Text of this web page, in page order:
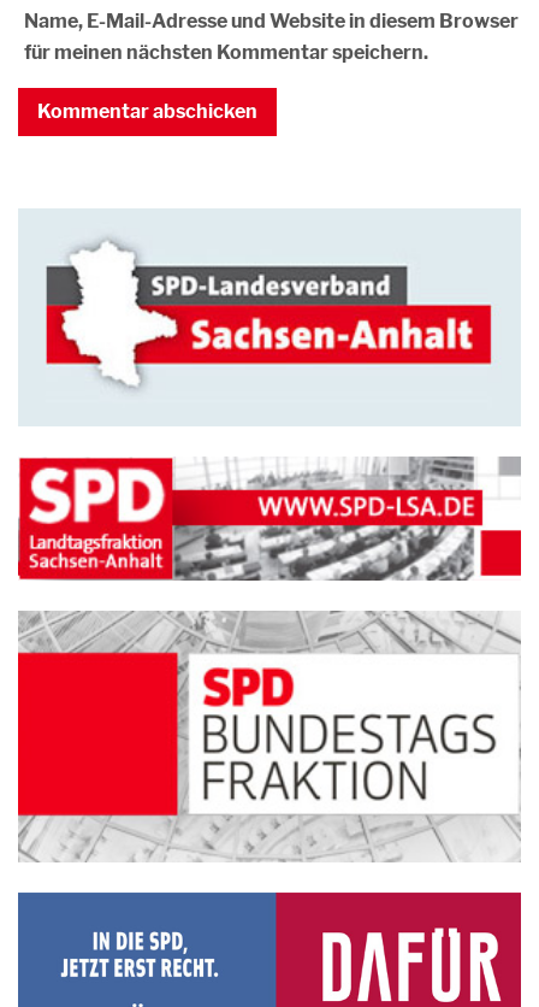
Name, E-Mail-Adresse und Website in diesem Browser
für meinen nächsten Kommentar speichern.